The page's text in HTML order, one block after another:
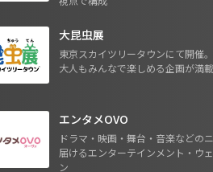
大昆虫展
東京スカイツリータウンにて開催
大人もみんなで楽しめる企画が満載
エンタメOVO
ドラマ・映画・舞台・音楽などの
届けるエンターテインメント・ウ
ン